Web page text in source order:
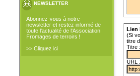
NEWSLETTER
Abonnez-vous à notre
newsletter et restez informé de
toute l'actualité de l'Association
Fromages de terroirs !
>> Cliquez ici
Lien
(Si
titre
Titre :
URL :